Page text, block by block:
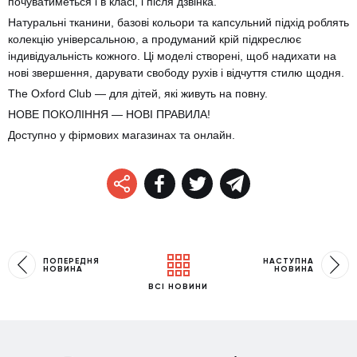
Натуральні тканини, базові кольори та капсульний підхід роблять
колекцію універсальною, а продуманий крій підкреслює
індивідуальність кожного. Ці моделі створені, щоб надихати на
нові звершення, дарувати свободу рухів і відчуття стилю щодня.
The Oxford Club — для дітей, які живуть на повну.
НОВЕ ПОКОЛІННЯ — НОВІ ПРАВИЛА!
Доступно у фірмових магазинах та онлайн.
ПОПЕРЕДНЯ
НОВИНА
ВСІ НОВИНИ
НАСТУПНА
НОВИНА